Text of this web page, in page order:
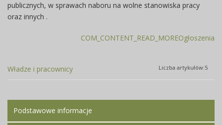
publicznych, w sprawach naboru na wolne stanowiska pracy
oraz innych .
COM_CONTENT_READ_MOREOgłoszenia
Władze i pracownicy Liczba artykułów:5
Podstawowe informacje